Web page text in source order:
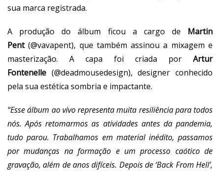
sua marca registrada.
A produção do álbum ficou a cargo de Martin
Pent(@vavapent), que também assinou a mixagem e
masterização. A capa foi criada por Artur
Fontenelle (@deadmousedesign), designer conhecido
pela sua estética sombria e impactante.
“Esse álbum ao vivo representa muita resiliência para todos
nós. Após retomarmos as atividades antes da pandemia,
tudo parou. Trabalhamos em material inédito, passamos
por mudanças na formação e um processo caótico de
gravação, além de anos difíceis. Depois de ‘Back From Hell’,